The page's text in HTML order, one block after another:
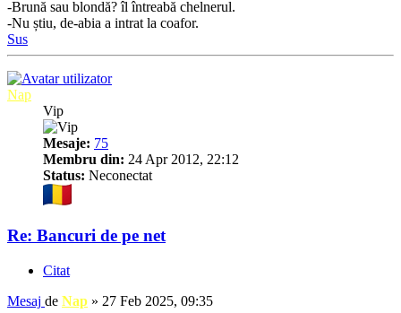
-Brună sau blondă? îl întreabă chelnerul.
-Nu știu, de-abia a intrat la coafor.
Sus
Nap
Vip
Mesaje: 75
Membru din: 24 Apr 2012, 22:12
Status: Neconectat
Re: Bancuri de pe net
Citat
Mesaj de Nap » 27 Feb 2025, 09:35